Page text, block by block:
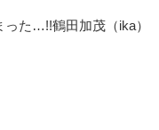
った…!!鶴田加茂（ika）